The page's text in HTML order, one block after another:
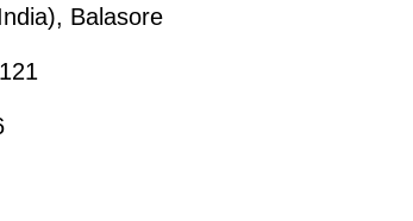
Balasore